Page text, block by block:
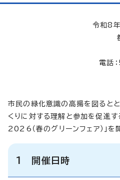
令和8
電話
市民の緑化意識の高揚を図ると
くりに対する理解と参加を促進す
2026（春のグリーンフェア）」を
1 開催日時